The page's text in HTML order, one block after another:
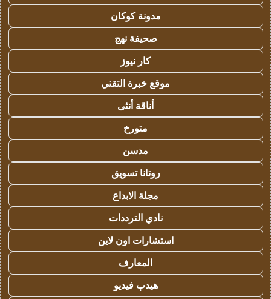
مدونة كوكان
صحيفة نهج
كار نيوز
موقع خبرة التقني
أناقة أنثى
متورخ
مدسن
روتانا تسويق
مجلة الابداع
نادي الترددات
استشارات اون لاين
المعارف
هيدب فيديو